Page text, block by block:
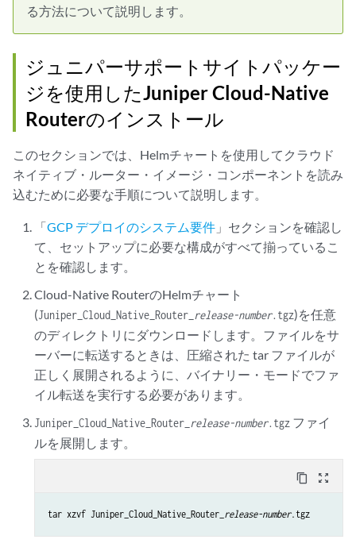
る方法について説明します。
ジュニパーサポートサイトパッケー
ジを使用したJuniper Cloud-Native
Routerのインストール
このセクションでは、Helmチャートを使用してクラウド
ネイティブ・ルーター・イメージ・コンポーネントを読み
込むために必要な手順について説明します。
「GCP デプロイのシステム要件 」セクションを確認し
て、セットアップに必要な構成がすべて揃っているこ
とを確認します。
Cloud-Native RouterのHelmチャート
(Juniper_Cloud_Native_Router_ release-number.tgz)を任意
のディレクトリにダウンロードします。ファイルをサ
ーバーに転送するときは、圧縮された tar ファイルが
正しく展開されるように、バイナリー・モードでファ
イル転送を実行する必要があります。
Juniper_Cloud_Native_Router_ release-number.tgz ファイ
ルを展開します。
content_copy zoom_out_map
tar xzvf Juniper_Cloud_Native_Router_ release-number.tgz